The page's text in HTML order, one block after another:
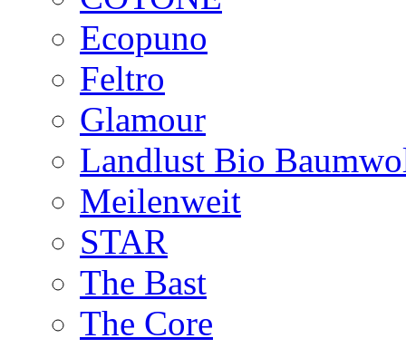
Ecopuno
Feltro
Glamour
Landlust Bio
Meilenweit
STAR
The Bast
The Core